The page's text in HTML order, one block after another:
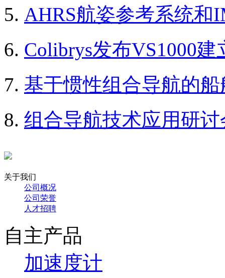
AHRS航姿参考系统和
Colibrys发布VS1000
基于惯性组合导航的
组合导航技术应用研
关于我们
公司概况
公司荣誉
人才招聘
自主产品
加速度计